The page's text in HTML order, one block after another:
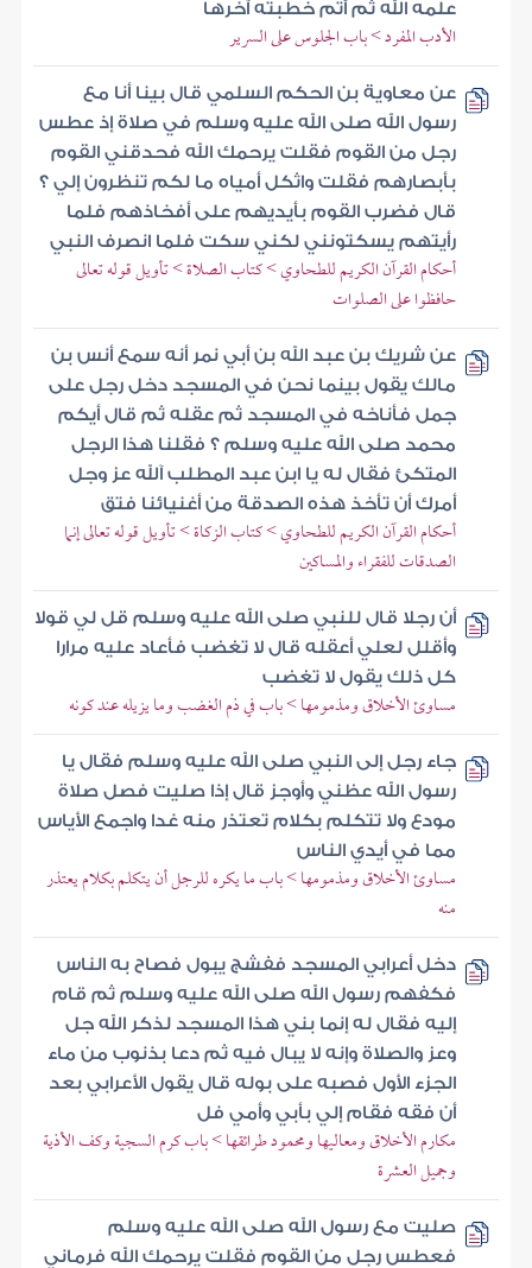
علمه الله ثم أتم خطبته آخرها
الأدب المفرد > باب الجلوس على السرير
عن معاوية بن الحكم السلمي قال بينا أنا مع
رسول الله صلى الله عليه وسلم في صلاة إذ عطس
رجل من القوم فقلت يرحمك الله فحدقني القوم
بأبصارهم فقلت واثكل أمياه ما لكم تنظرون إلي ؟
قال فضرب القوم بأيديهم على أفخاذهم فلما
رأيتهم يسكتونني لكني سكت فلما انصرف النبي
أحكام القرآن الكريم للطحاوي > كتاب الصلاة > تأويل قوله تعالى
حافظوا على الصلوات
عن شريك بن عبد الله بن أبي نمر أنه سمع أنس بن
مالك يقول بينما نحن في المسجد دخل رجل على
جمل فأناخه في المسجد ثم عقله ثم قال أيكم
محمد صلى الله عليه وسلم ؟ فقلنا هذا الرجل
المتكئ فقال له يا ابن عبد المطلب آلله عز وجل
أمرك أن تأخذ هذه الصدقة من أغنيائنا فتق
أحكام القرآن الكريم للطحاوي > كتاب الزكاة > تأويل قوله تعالى إنما
الصدقات للفقراء والمساكين
أن رجلا قال للنبي صلى الله عليه وسلم قل لي قولا
وأقلل لعلي أعقله قال لا تغضب فأعاد عليه مرارا
كل ذلك يقول لا تغضب
مساوئ الأخلاق ومذمومها > باب في ذم الغضب وما يزيله عند كونه
جاء رجل إلى النبي صلى الله عليه وسلم فقال يا
رسول الله عظني وأوجز قال إذا صليت فصل صلاة
مودع ولا تتكلم بكلام تعتذر منه غدا واجمع الأياس
مما في أيدي الناس
مساوئ الأخلاق ومذمومها > باب ما يكره للرجل أن يتكلم بكلام يعتذر
منه
دخل أعرابي المسجد ففشج يبول فصاح به الناس
فكفهم رسول الله صلى الله عليه وسلم ثم قام
إليه فقال له إنما بني هذا المسجد لذكر الله جل
وعز والصلاة وإنه لا يبال فيه ثم دعا بذنوب من ماء
الجزء الأول فصبه على بوله قال يقول الأعرابي بعد
أن فقه فقام إلي بأبي وأمي فل
مكارم الأخلاق ومعاليها ومحمود طرائقها > باب كرم السجية وكف الأذية
وجميل العشرة
صليت مع رسول الله صلى الله عليه وسلم
فعطس رجل من القوم فقلت يرحمك الله فرماني